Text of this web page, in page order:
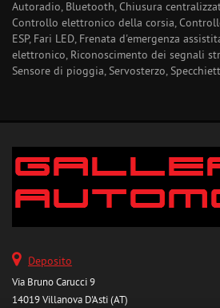
Autoradio, Bluetooth, Chiusura
Controllo elettronico della corsia,
ESP, Fari LED, Frenata d'emergenza
elettronico, Riconoscimento dei segnali
Sensore di pioggia, Servosterzo,
Deposito
Via Bruno Carucci 9
14019 Villanova D'Asti (AT)